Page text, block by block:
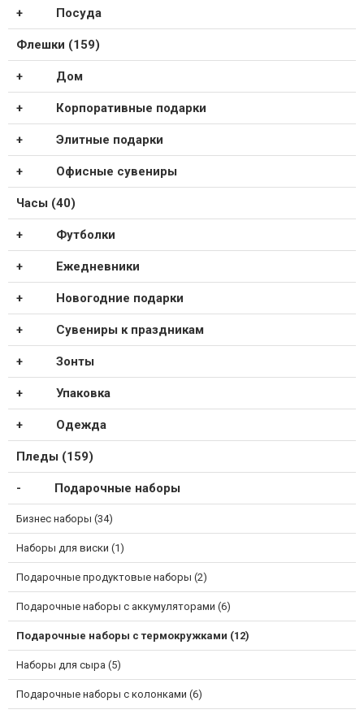
Посуда
Флешки (159)
Дом
Корпоративные подарки
Элитные подарки
Офисные сувениры
Часы (40)
Футболки
Ежедневники
Новогодние подарки
Сувениры к праздникам
Зонты
Упаковка
Одежда
Пледы (159)
Подарочные наборы
Бизнес наборы (34)
Наборы для виски (1)
Подарочные продуктовые наборы (2)
Подарочные наборы с аккумуляторами (6)
Подарочные наборы с термокружками (12)
Наборы для сыра (5)
Подарочные наборы с колонками (6)